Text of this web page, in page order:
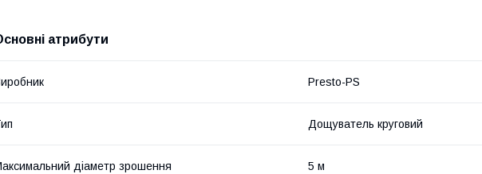
атрибути
Presto-PS
Дощуватель круговий
діаметр зрошення 5 м